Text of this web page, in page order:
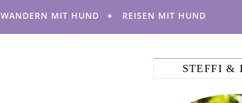
WANDERN MIT HUND REISEN MIT HUND
STEFFI &